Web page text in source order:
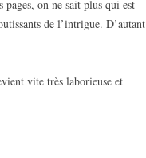
on ne sait plus qui est
de l’intrigue. D’autant
vite très laborieuse et